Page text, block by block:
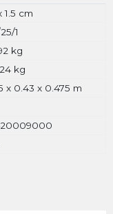
1.5 cm
1
kg
kg
x 0.43 x 0.475 m